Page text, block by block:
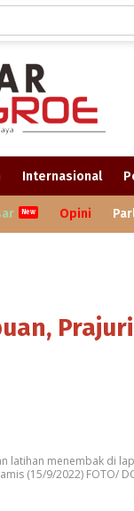
Internasional
Opini
latihan menembak di
(15/9/2022) FOTO/